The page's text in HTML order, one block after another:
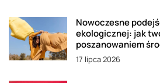
Nowoczesne
ekologicznej: jak
poszanowaniem
17 lipca 2026